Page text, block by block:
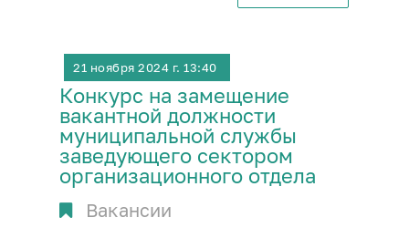
21 ноября 2024 г. 13:40
Конкурс на замещение
вакантной должности
муниципальной службы
заведующего сектором
организационного отдела
Вакансии